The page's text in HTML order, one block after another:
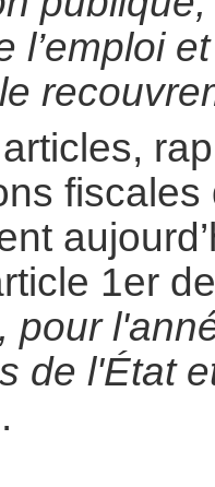
l’emploi
1er
pour
de l'État